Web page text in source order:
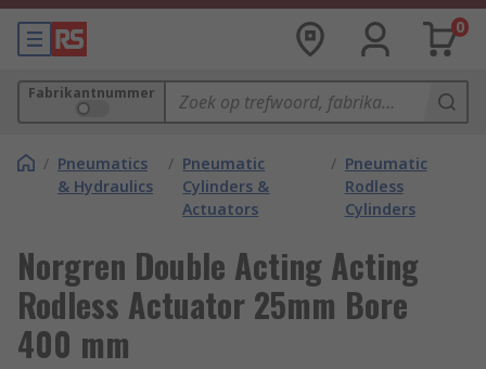
0
Fabrikantnummer
/ Pneumatics
& Hydraulics
/ Pneumatic
Cylinders &
Actuators
/ Pneumatic
Rodless
Cylinders
Norgren Double Acting Acting
Rodless Actuator 25mm Bore
400 mm